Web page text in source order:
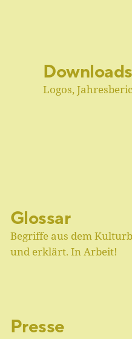
Downloads
Logos,
Glossar
Begriffe aus dem
und erklärt. In Arbeit!
Presse